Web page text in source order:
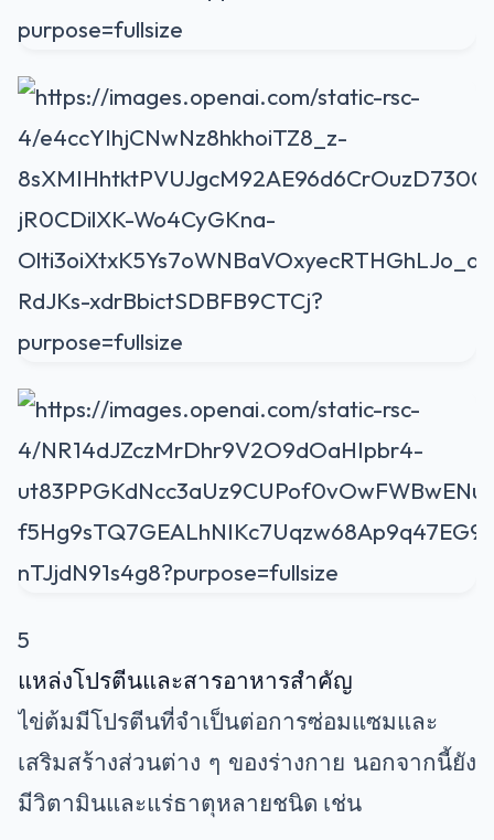
5
แหล่งโปรตีนและสารอาหารสำคัญ
ไข่ต้มมีโปรตีนที่จำเป็นต่อการซ่อมแซมและ
เสริมสร้างส่วนต่าง ๆ ของร่างกาย นอกจากนี้ยัง
มีวิตามินและแร่ธาตุหลายชนิด เช่น